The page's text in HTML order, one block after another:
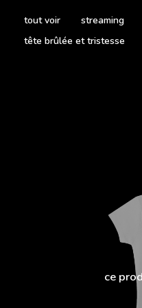
tout voir streaming
tête brûlée et tristesse
ce